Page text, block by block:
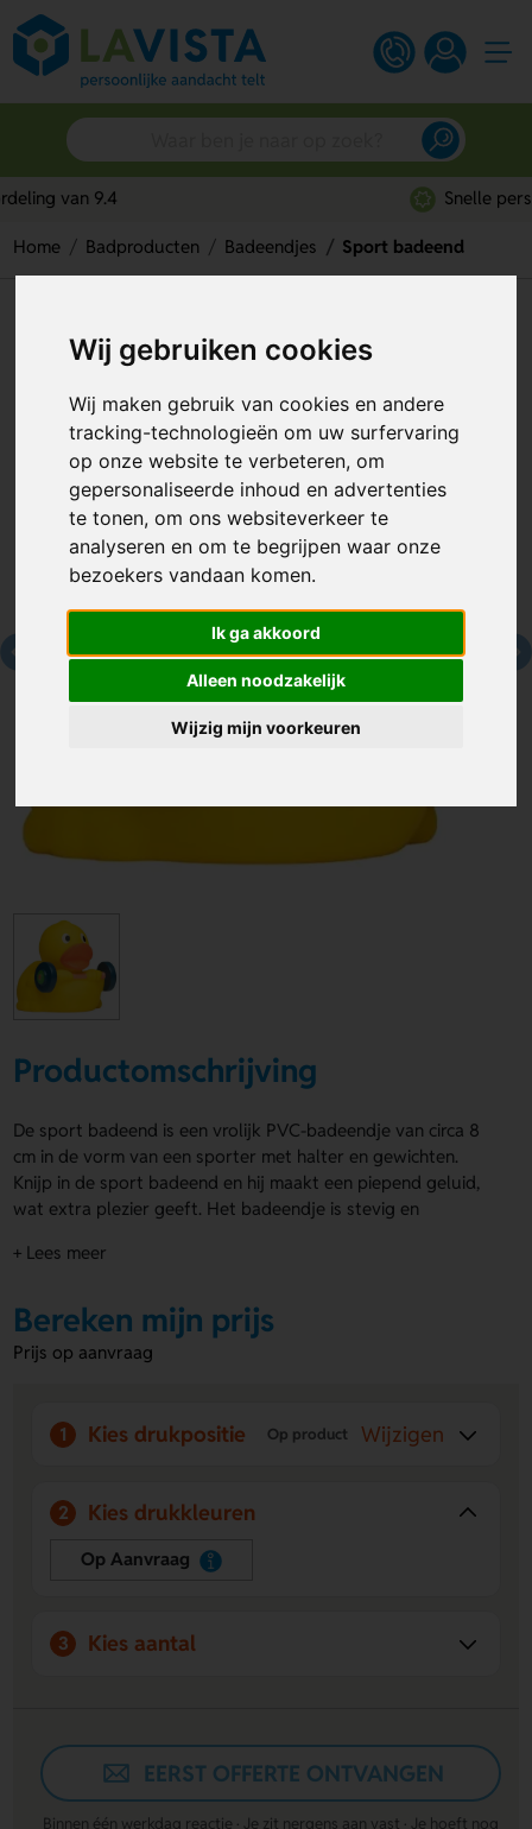
Wij gebruiken cookies
Wij maken gebruik van cookies en andere
tracking-technologieën om uw surfervaring
op onze website te verbeteren, om
gepersonaliseerde inhoud en advertenties
te tonen, om ons websiteverkeer te
analyseren en om te begrijpen waar onze
bezoekers vandaan komen.
Ik ga akkoord
Alleen noodzakelijk
Wijzig mijn voorkeuren
Home Badproducten Badeendjes Sport badeend
Sport badeend
Artikelnummer:
Productomschrijving
De sport badeend is een vrolijk PVC-badeendje van circa 8
cm in de vorm van een sporter met halter en gewichten.
Knijp in de sport badeend en hij maakt een piepend geluid,
wat extra plezier geeft. Het badeendje is stevig en
jouw eigen ontwerp. Ideaal als promotie of cadeau voor
een offerte op.
Voordelen van de sport badeend
logo of ontwerp voor promotie of cadeaus.
Interactief plezier:Piept bij aanraking, wat zorgt voor
Compact formaat:
geschikt voor sportieve thema’s.
+ Lees meer
Bereken mijn prijs
Prijs op aanvraag
1 Kies drukpositie Op product Wijzigen
2 Kies drukkleuren
Op Aanvraag
3 Kies aantal
EERST OFFERTE ONTVANGEN
Binnen één werkdag reactie · Je zit nergens aan vast · Je hoeft nog